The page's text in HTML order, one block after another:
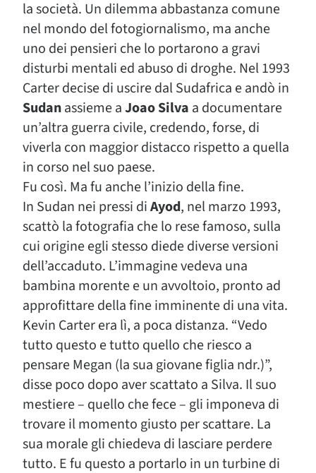
la società. Un dilemma abbastanza comune
nel mondo del fotogiornalismo, ma anche
uno dei pensieri che lo portarono a gravi
disturbi mentali ed abuso di droghe. Nel 1993
Carter decise di uscire dal Sudafrica e andò in
Sudanassieme aJoao Silva a documentare
un’altra guerra civile, credendo, forse, di
viverla con maggior distacco rispetto a quella
in corso nel suo paese.
Fu così. Ma fu anche l’inizio della fine.
In Sudan nei pressi diAyod, nel marzo 1993,
scattò la fotografia che lo rese famoso, sulla
cui origine egli stesso diede diverse versioni
dell’accaduto. L’immagine vedeva una
bambina morente e un avvoltoio, pronto ad
approfittare della fine imminente di una vita.
Kevin Carter era lì, a poca distanza. “Vedo
tutto questo e tutto quello che riesco a
pensare Megan (la sua giovane figlia ndr.)”,
disse poco dopo aver scattato a Silva. Il suo
mestiere – quello che fece – gli imponeva di
trovare il momento giusto per scattare. La
sua morale gli chiedeva di lasciare perdere
tutto. E fu questo a portarlo in un turbine di